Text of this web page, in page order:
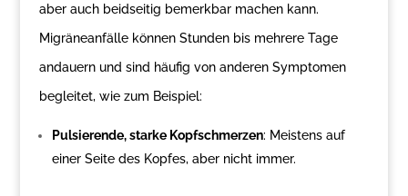
aber auch beidseitig bemerkbar machen kann.
Migräneanfälle können Stunden bis mehrere Tage
andauern und sind häufig von anderen Symptomen
begleitet, wie zum Beispiel:
Pulsierende, starke Kopfschmerzen: Meistens auf
einer Seite des Kopfes, aber nicht immer.